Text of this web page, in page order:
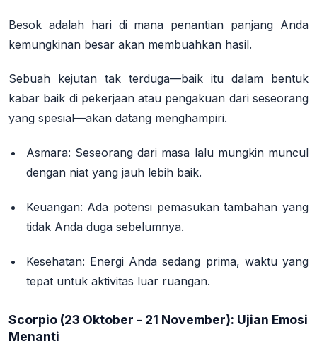
Besok adalah hari di mana penantian panjang Anda
kemungkinan besar akan membuahkan hasil.
Sebuah kejutan tak terduga—baik itu dalam bentuk
kabar baik di pekerjaan atau pengakuan dari seseorang
yang spesial—akan datang menghampiri.
Asmara: Seseorang dari masa lalu mungkin muncul
dengan niat yang jauh lebih baik.
Keuangan: Ada potensi pemasukan tambahan yang
tidak Anda duga sebelumnya.
Kesehatan: Energi Anda sedang prima, waktu yang
tepat untuk aktivitas luar ruangan.
Scorpio (23 Oktober - 21 November): Ujian Emosi
Menanti